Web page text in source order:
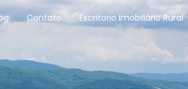
Contato Escritorio Imobiliário Rural